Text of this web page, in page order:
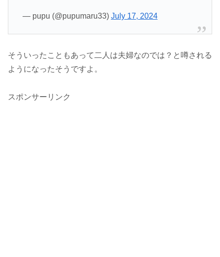
— pupu (@pupumaru33) July 17, 2024
そういったこともあって二人は夫婦なのでは？と噂される
ようになったそうですよ。
スポンサーリンク